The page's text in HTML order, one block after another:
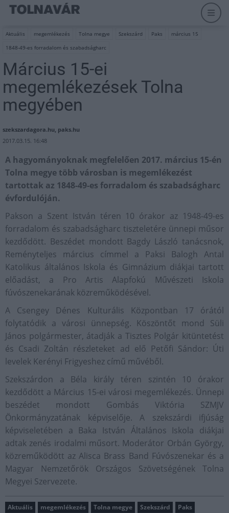
Aktuális megemlékezés Tolna megye Szekszárd Paks
március 15
1848-49-es forradalom és szabadságharc
Március 15-ei
megemlékezések Tolna
megyében
szekszardagora.hu, paks.hu
2017.03.15. 16:48
A hagyományoknak megfelelően 2017. március 15-én
Tolna megye több városban is megemlékezést
tartottak az 1848-49-es forradalom és szabadságharc
évfordulóján.
Pakson a Szent István téren 10 órakor az 1948-49-es
forradalom és szabadságharc tiszteletére ünnepi műsor
kezdődött. Beszédet mondott Bagdy László tanácsnok,
Reményteljes március címmel a Paksi Balogh Antal
Katolikus általános Iskola és Gimnázium diákjai tartott
előadást, a Pro Artis Alapfokú Művészeti Iskola
fúvószenekarának közreműködésével.
A Csengey Dénes Kulturális Központban 17 órától
folytatódik a városi ünnepség. Köszöntőt mond Süli
János polgármester, átadják a Tisztes Polgár kitüntetést
és Csadi Zoltán részleteket ad elő Petőfi Sándor: Úti
levelek Kerényi Frigyeshez című művéből.
Szekszárdon a Béla király téren szintén 10 órakor
kezdődött a Március 15-ei városi megemlékezés. Ünnepi
beszédet mondott Gombás Viktória SZMJV
Önkormányzatának képviselője. A szekszárdi ifjúság
képviseletében a Baka István Általános Iskola diákjai
adtak zenés irodalmi műsort. Moderátor Orbán György,
közreműködött az Alisca Brass Band Fúvószenekar és a
Magyar Nemzetőrök Országos Szövetségének Tolna
Megyei Szervezete.
Aktuális megemlékezés Tolna megye Szekszárd
Paks